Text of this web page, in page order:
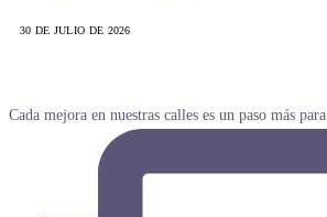
30 DE JULIO DE 2026
Cada mejora en nuestras calles es un paso más para